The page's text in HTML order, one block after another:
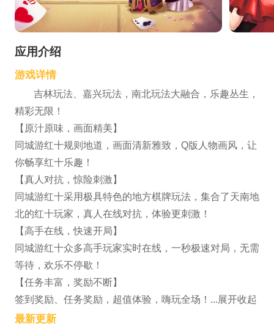
应用介绍
游戏详情
吉林玩法、嘉兴玩法，南北玩法大融合，乐趣丛生，
精彩无限！
【原汁原味，画面精美】
同城游红十规则地道，画面清新雅致，Q版人物画风，让
你畅享红十乐趣！
【真人对抗，惊险刺激】
同城游红十采用极具特色的地方棋牌玩法，集合了天南地
北的红十玩家，真人在线对抗，体验更刺激！
【高手在线，快速开局】
同城游红十众多高手玩家实时在线，一秒极速对局，无需
等待，欢乐不停歇！
【任务丰富，奖励不断】
签到奖励、任务奖励，超值体验，嗨玩全场！...展开收起
最新更新